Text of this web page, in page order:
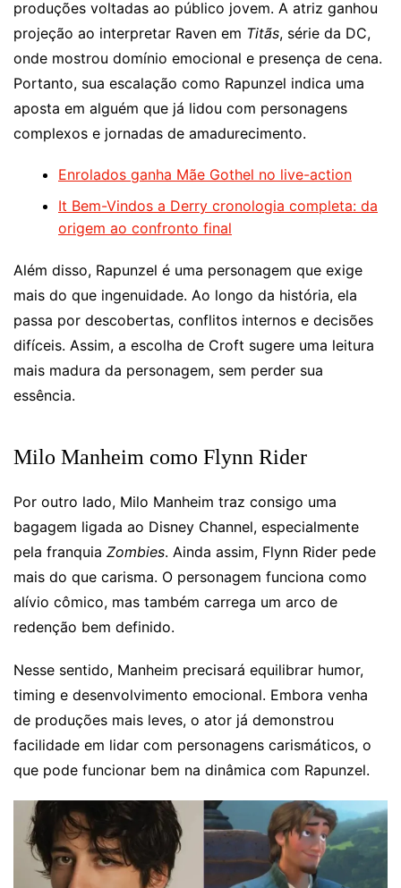
produções voltadas ao público jovem. A atriz ganhou
projeção ao interpretar Raven em Titãs, série da DC,
onde mostrou domínio emocional e presença de cena.
Portanto, sua escalação como Rapunzel indica uma
aposta em alguém que já lidou com personagens
complexos e jornadas de amadurecimento.
Enrolados ganha Mãe Gothel no live-action
It Bem-Vindos a Derry cronologia completa: da
origem ao confronto final
Além disso, Rapunzel é uma personagem que exige
mais do que ingenuidade. Ao longo da história, ela
passa por descobertas, conflitos internos e decisões
difíceis. Assim, a escolha de Croft sugere uma leitura
mais madura da personagem, sem perder sua
essência.
Milo Manheim como Flynn Rider
Por outro lado, Milo Manheim traz consigo uma
bagagem ligada ao Disney Channel, especialmente
pela franquia Zombies. Ainda assim, Flynn Rider pede
mais do que carisma. O personagem funciona como
alívio cômico, mas também carrega um arco de
redenção bem definido.
Nesse sentido, Manheim precisará equilibrar humor,
timing e desenvolvimento emocional. Embora venha
de produções mais leves, o ator já demonstrou
facilidade em lidar com personagens carismáticos, o
que pode funcionar bem na dinâmica com Rapunzel.